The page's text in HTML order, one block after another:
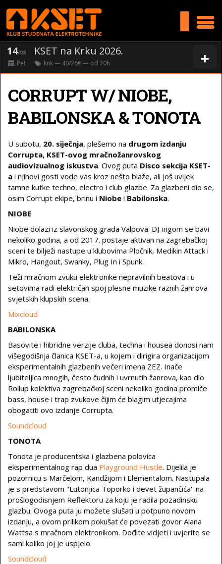
+
14/08 KSET na Krku 2026.
Pet knk— 40/26€ — od 20h
CORRUPT W/ NIOBE,
BABILONSKA & TONOTA
U subotu, 20. siječnja, plešemo na drugom izdanju
Corrupta, KSET-ovog mračnožanrovskog
audiovizualnog iskustva. Ovog puta Disco sekcija KSET-
a i njihovi gosti vode vas kroz nešto blaže, ali još uvijek
tamne kutke techno, electro i club glazbe. Za glazbeni dio se,
osim Corrupt ekipe, brinu i Niobe i Babilonska.
NIOBE
Niobe dolazi iz slavonskog grada Valpova. DJ-ingom se bavi
nekoliko godina, a od 2017. postaje aktivan na zagrebačkoj
sceni te bilježi nastupe u klubovima Pločnik, Medikin Attack i
Mikro, Hangout, Swanky, Plug In i Spunk.
Teži mračnom zvuku elektronike nepravilnih beatova i u
setovima radi električan spoj plesne muzike raznih žanrova
svjetskih klupskih scena.
Mixcloud
BABILONSKA
Basovite i hibridne verzije cluba, techna i housea donosi nam
višegodišnja članica KSET-a, u kojem i dirigira organizacijom
eksperimentalnih glazbenih večeri imena ZEZ. Inače
ljubiteljica mnogih, često čudnih i uvrnutih žanrova, kao dio
Rollup kolektiva zagrebačkoj sceni nekoliko godina promiče
bass, house i trap zvukove čijim će blagim utjecajima
obogatiti ovo izdanje Corrupta.
Soundcloud
TONOTA
Tonota je producentska i glazbena polovica
eksperimentalnog rap dua Playground Hustle. Dijelila je
pozornicu s Marčelom, Kandžijom i Elementalom. Nastupala
je s predstavom ''Lutonjica Toporko i devet župančića'' na
prošlogodisnjem Reflektoru za koju je radila pozadinsku
glazbu. Ovoga puta ju možete slušati u potpuno novom
izdanju, a ovom prilikom pokušat će povezati govor Alana
Wattsa s mračnom elektronikom. Dođite vidjeti i uvjerite se
sami koliko joj je uspjelo.
Soundcloud